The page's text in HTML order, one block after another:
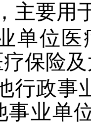
主要用
单位医
保险
行政事
事业单